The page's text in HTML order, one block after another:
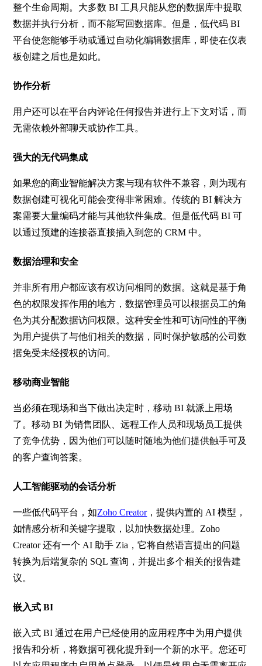
整个生命周期。大多数 BI 工具只能从您的数据库中提取
数据并执行分析，而不能写回数据库。但是，低代码 BI
平台使您能够手动或通过自动化编辑数据库，即使在仪表
板创建之后也是如此。
协作分析
用户还可以在平台内评论任何报告并进行上下文对话，而
无需依赖外部聊天或协作工具。
强大的无代码集成
如果您的商业智能解决方案与现有软件不兼容，则为现有
数据创建可视化可能会变得非常困难。传统的 BI解决方
案需要大量编码才能与其他软件集成。但是低代码 BI可
以通过预建的连接器直接插入到您的 CRM中。
数据治理和安全
并非所有用户都应该有权访问相同的数据。这就是基于角
色的权限发挥作用的地方，数据管理员可以根据员工的角
色为其分配数据访问权限。这种安全性和可访问性的平衡
为用户提供了与他们相关的数据，同时保护敏感的公司数
据免受未经授权的访问。
移动商业智能
当必须在现场和当下做出决定时，移动 BI 就派上用场
了。移动 BI 为销售团队、远程工作人员和现场员工提供
了竞争优势，因为他们可以随时随地为他们提供触手可及
的客户查询答案。
人工智能驱动的会话分析
一些低代码平台，如Zoho Creator，提供内置的 AI模型，
如情感分析和关键字提取，以加快数据处理。 Zoho
Creator还有一个 AI 助手 Zia ，它将自然语言提出的问题
转换为后端复杂的 SQL查询，并提出多个相关的报告建
议。
嵌入式 BI
嵌入式 BI通过在用户已经使用的应用程序中为用户提供
报告和分析，将数据可视化提升到一个新的水平。您还可